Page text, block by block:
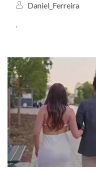
Daniel_Ferreira
.